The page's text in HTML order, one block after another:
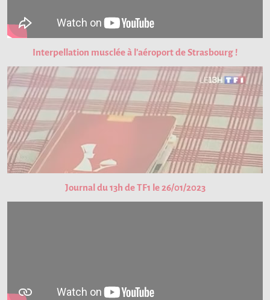
Interpellation musclée à l'aéroport de Strasbourg !
Journal du 13h de TF1 le 26/01/2023